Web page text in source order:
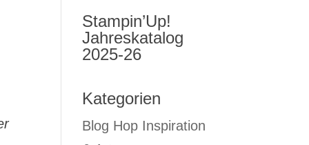
Stampin’Up!
Jahreskatalog
2025-26
Kategorien
Blog Hop Inspiration